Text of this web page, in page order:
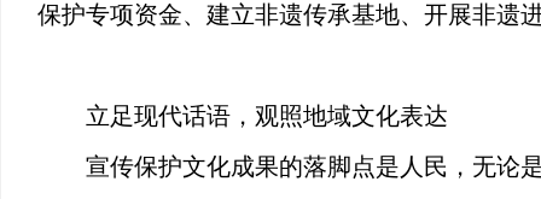
保护专项资金、建立非遗传承基地、开展非遗
立足现代话语，观照地域文化表达
宣传保护文化成果的落脚点是人民，无论